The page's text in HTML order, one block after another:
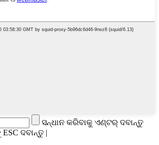
ସନ୍ଧାନ କରିବାକୁ ଏଣ୍ଟର୍ ଦବାନ୍ତୁ
ଦବାନ୍ତୁ |